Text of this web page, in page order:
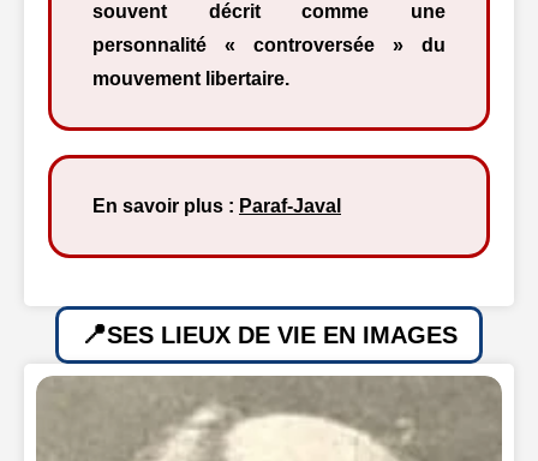
souvent décrit comme une
personnalité « controversée » du
mouvement libertaire.
En savoir plus : Paraf-Javal
SES LIEUX DE VIE EN IMAGES